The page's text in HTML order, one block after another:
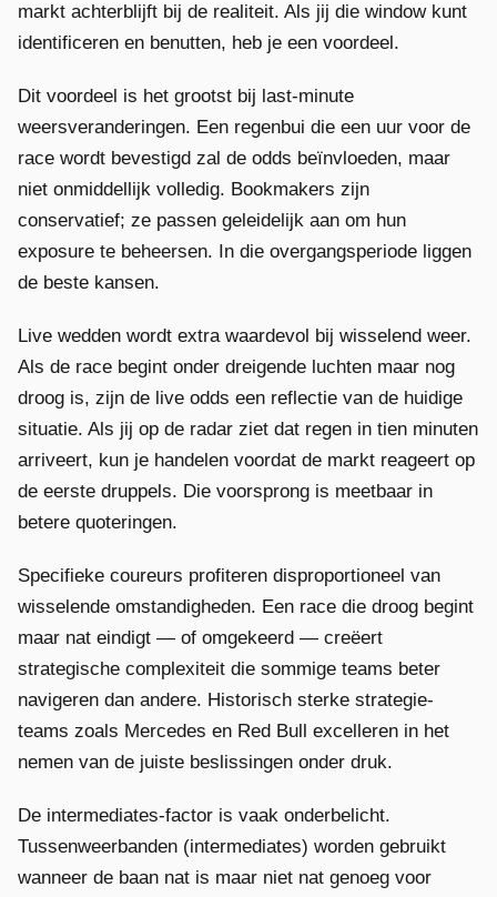
markt achterblijft bij de realiteit. Als jij die window kunt
identificeren en benutten, heb je een voordeel.
Dit voordeel is het grootst bij last-minute
weersveranderingen. Een regenbui die een uur voor de
race wordt bevestigd zal de odds beïnvloeden, maar
niet onmiddellijk volledig. Bookmakers zijn
conservatief; ze passen geleidelijk aan om hun
exposure te beheersen. In die overgangsperiode liggen
de beste kansen.
Live wedden wordt extra waardevol bij wisselend weer.
Als de race begint onder dreigende luchten maar nog
droog is, zijn de live odds een reflectie van de huidige
situatie. Als jij op de radar ziet dat regen in tien minuten
arriveert, kun je handelen voordat de markt reageert op
de eerste druppels. Die voorsprong is meetbaar in
betere quoteringen.
Specifieke coureurs profiteren disproportioneel van
wisselende omstandigheden. Een race die droog begint
maar nat eindigt — of omgekeerd — creëert
strategische complexiteit die sommige teams beter
navigeren dan andere. Historisch sterke strategie-
teams zoals Mercedes en Red Bull excelleren in het
nemen van de juiste beslissingen onder druk.
De intermediates-factor is vaak onderbelicht.
Tussenweerbanden (intermediates) worden gebruikt
wanneer de baan nat is maar niet nat genoeg voor